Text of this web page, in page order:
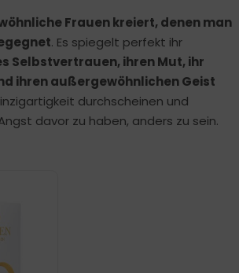
Frauen kreiert, denen man
. Es spiegelt perfekt ihr
Selbstvertrauen, ihren Mut, ihr
ihren außergewöhnlichen Geist
durchscheinen und
davor zu haben, anders zu sein.